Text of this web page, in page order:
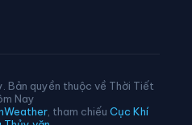
Xã Minh Sơn
Bản quyền thuộc về Thời Tiết
Nay
, tham chiếu Cục Khí